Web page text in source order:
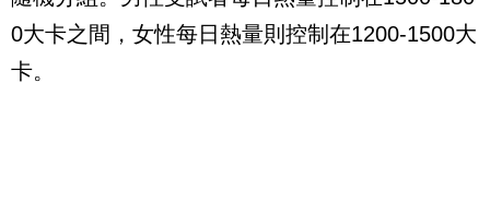
0大卡之間，女性每日熱量則控制在1200-1500大
卡。